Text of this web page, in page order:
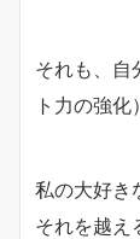
それも、自
ト力の強化
私の大好き
それを越え